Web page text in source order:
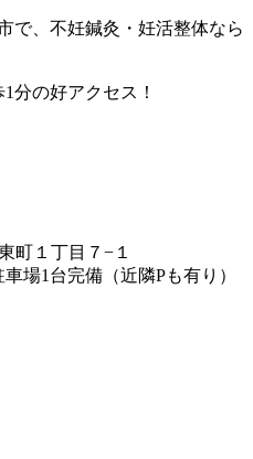
で、不妊鍼灸・妊活整体なら
分の好アクセス！
町１丁目７−１
場1台完備（近隣Pも有り）